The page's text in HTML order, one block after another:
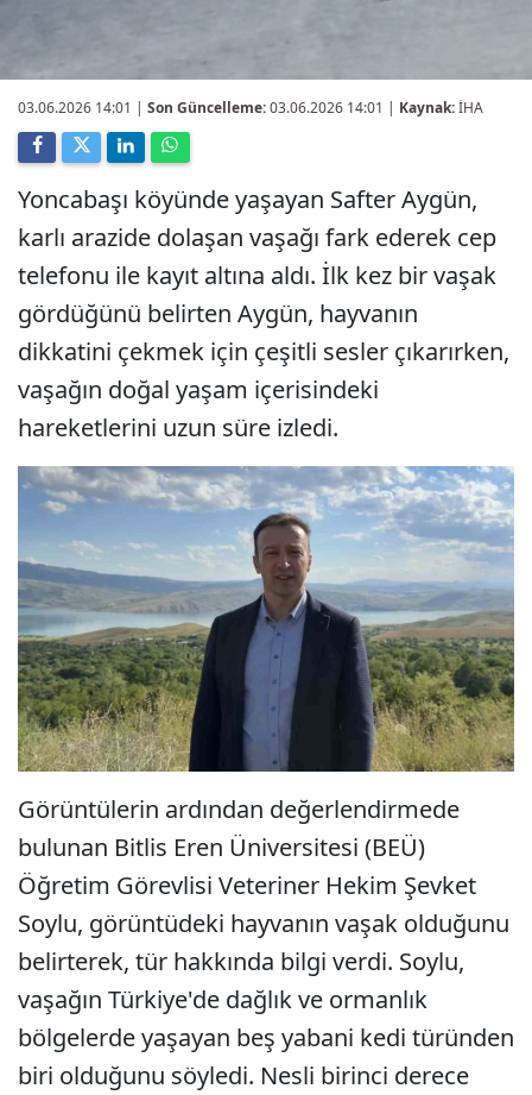
03.06.2026 14:01 | Son Güncelleme:03.06.2026 14:01 | Kaynak:İHA
Yoncabaşı köyünde yaşayan Safter Aygün,
karlı arazide dolaşan vaşağı fark ederek cep
telefonu ile kayıt altına aldı. İlk kez bir vaşak
gördüğünü belirten Aygün, hayvanın
dikkatini çekmek için çeşitli sesler çıkarırken,
vaşağın doğal yaşam içerisindeki
hareketlerini uzun süre izledi.
Görüntülerin ardından değerlendirmede
bulunan Bitlis Eren Üniversitesi (BEÜ)
Öğretim Görevlisi Veteriner Hekim Şevket
Soylu, görüntüdeki hayvanın vaşak olduğunu
belirterek, tür hakkında bilgi verdi. Soylu,
vaşağın Türkiye'de dağlık ve ormanlık
bölgelerde yaşayan beş yabani kedi türünden
biri olduğunu söyledi. Nesli birinci derece